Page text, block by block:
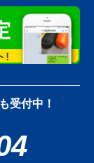
受付中！